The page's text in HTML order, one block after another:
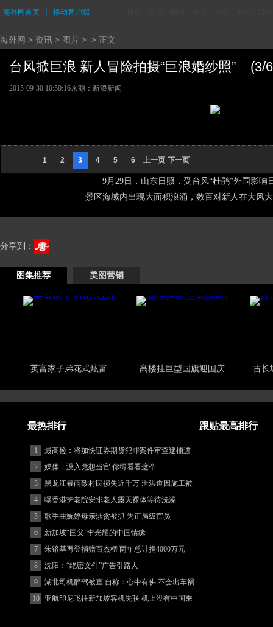
海外网首页 移动客户端
海外网 > 资讯 > 图片 > > 正文
台风掀巨浪 新人冒险拍摄“巨浪婚纱照” (3/
2015-09-30 10:50:16来源：新浪新闻
1 2 3 4 5 6 上一页 下一页
9月29日，山东日照，受台风“杜鹃”外围影
景区海域内出现大面积浪涌，数百对新人在大风
分享到：
图集推荐 美图营销
英富家子弟花式炫富 高楼挂巨型国旗迎国庆 古长
最热排行 跟贴最高排行
1
最高检：将加快证券期货犯罪案件审查逮捕进
度
2
媒体：没入党想当官 你得看看这个
3
黑龙江暴雨致村民损失近千万 泄洪道因施工被
堵
4
曝香港护老院安排老人露天裸体等待洗澡
5
歌手曲婉婷母亲涉贪被抓 为正局级官员
6
新加坡“国父”李光耀的中国情缘
7
朱镕基再登捐赠百杰榜 两年总计捐4000万元
8
沈阳：“绝密文件”广告引路人
9
湖北司机醉驾被查 自称：心中有佛 不会出车祸
(图)
10
亚航印尼飞往新加坡客机失联 机上没有中国乘